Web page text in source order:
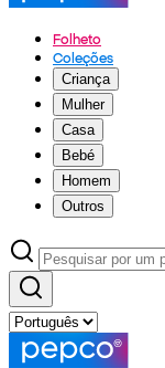
Folheto
Coleções
Criança
Mulher
Casa
Bebé
Homem
Outros